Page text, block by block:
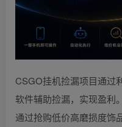
CSGO挂机捡漏项目通过
软件辅助捡漏，实现盈利
通过抢购低价高磨损度饰